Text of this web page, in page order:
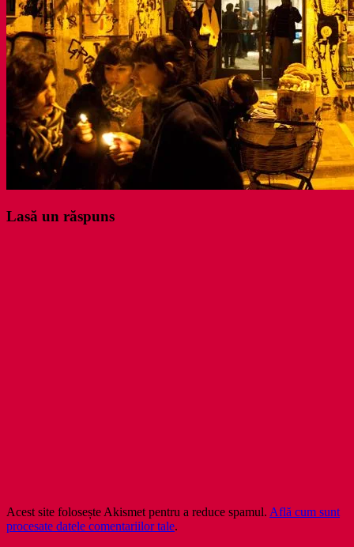
Lasă un răspuns
Acest site folosește Akismet pentru a reduce spamul. Află cum sunt
procesate datele comentariilor tale.